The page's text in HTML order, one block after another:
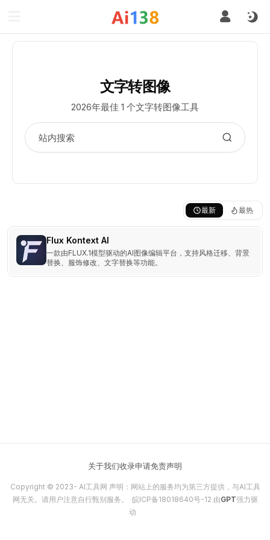
文字转图像
2026年最佳 1 个文字转图像工具
最新 最热
Flux Kontext AI
一款由FLUX.1模型驱动的AI图像编辑平台，支持风格迁移、背景
替换、服饰修改、文字替换等功能。
关于我们收录申请免责声明
Copyright © 2023- AI工具网 声明：网站上的服务均为第三方提供，与AI工具
网无关。请用户注意自行甄别服务。 皖ICP备18018640号-12 由GPT强力驱
动